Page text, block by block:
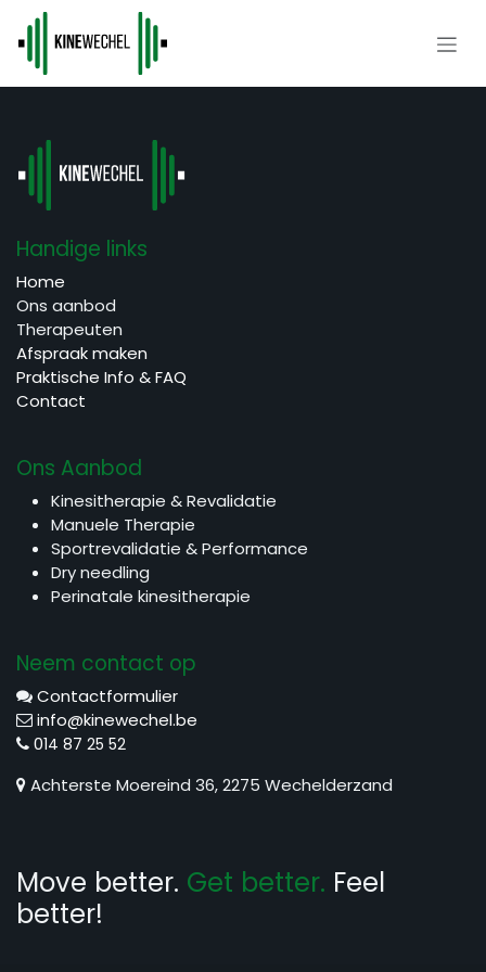
Overslaan naar inhoud
Handige links
Home
Ons aanbod
Therapeuten
Afspraak maken
Praktische Info & FAQ
Contact
Ons Aanbod
Kinesitherapie & Revalidatie
Manuele Therapie
Sportrevalidatie & Performance
Dry needling
Perinatale kinesitherapie
Neem contact op
Contactformulier
info@kinewechel.be
014 87 25 52
Achterste Moereind 36, 2275 Wechelderzand
Move better. Get better. Feel
better!